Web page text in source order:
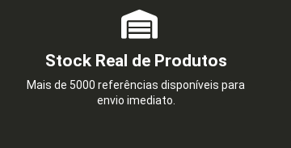
Stock Real de Produtos
Mais de 5000 referências disponíveis para
envio imediato.